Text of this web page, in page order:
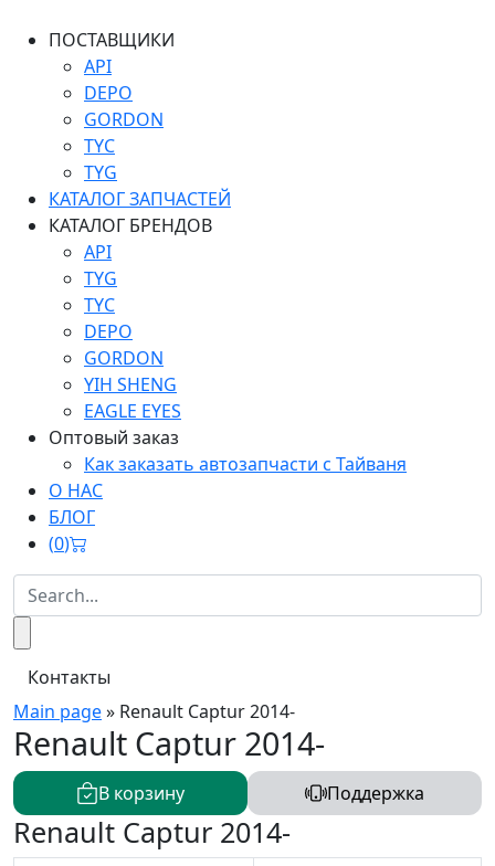
ПОСТАВЩИКИ
API
DEPO
GORDON
TYC
TYG
КАТАЛОГ ЗАПЧАСТЕЙ
КАТАЛОГ БРЕНДОВ
API
TYG
TYC
DEPO
GORDON
YIH SHENG
EAGLE EYES
Оптовый заказ
Как заказать автозапчасти с Тайваня
О НАС
БЛОГ
(0)
Контакты
Main page» Renault Captur 2014-
Renault Captur 2014-
В корзину Поддержка
Renault Captur 2014-